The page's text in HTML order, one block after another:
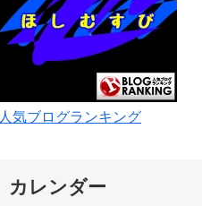
人気ブログランキング
カレンダー